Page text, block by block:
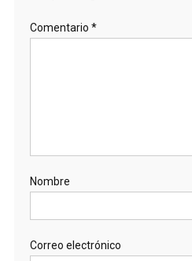
Comentario *
Nombre
Correo electrónico